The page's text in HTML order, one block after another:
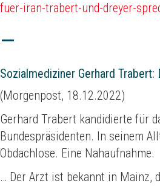
fuer-iran-trabert-und-dreyer-
Sozialmediziner Gerhard
(Morgenpost, 18.12.2022)
Gerhard Trabert kandidierte für
Bundespräsidenten. In seinem
Obdachlose. Eine Nahaufnahme.
… Der Arzt ist bekannt in Mainz,